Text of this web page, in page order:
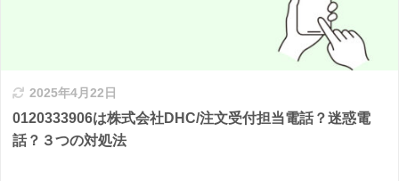
2025年4月22日
0120333906は株式会社DHC/注文受付担当電話？迷惑電
話？３つの対処法